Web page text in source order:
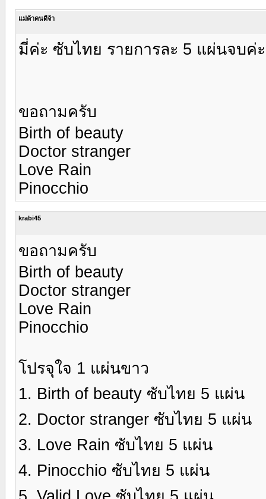
แม่ค้าคนดีจ้า
มี่ค่ะ ซับไทย รายการละ 5 แผ่นจบค่ะ
ขอถามครับ
Birth of beauty
Doctor stranger
Love Rain
Pinocchio
krabi45
ขอถามครับ
Birth of beauty
Doctor stranger
Love Rain
Pinocchio
โปรจุใจ 1 แผ่นขาว
1. Birth of beauty ซับไทย 5 แผ่น
2. Doctor stranger ซับไทย 5 แผ่น
3. Love Rain ซับไทย 5 แผ่น
4. Pinocchio ซับไทย 5 แผ่น